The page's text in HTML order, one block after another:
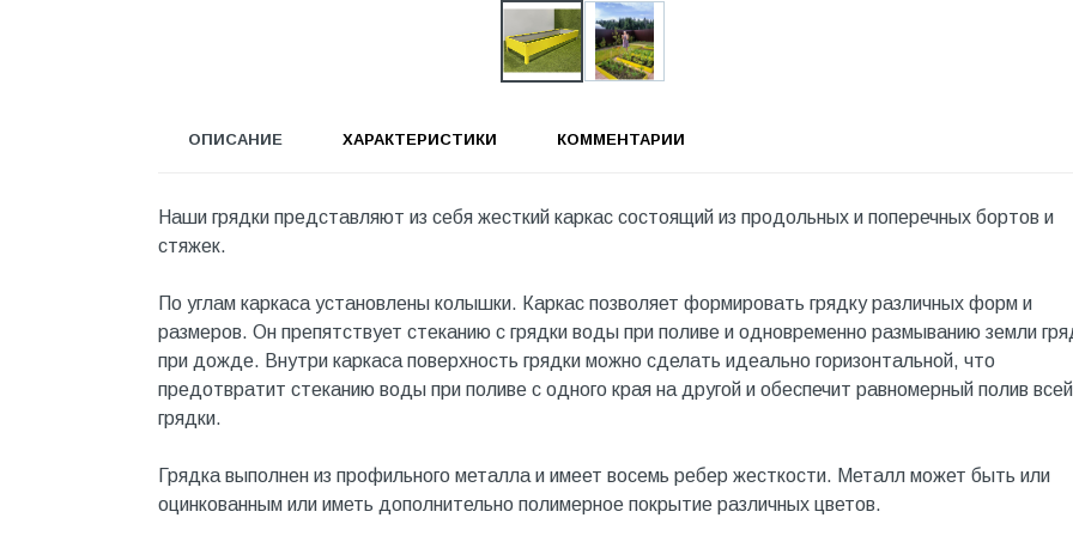
Канализация
Керамика и керамогранит
Клеи, герметики, пены
Клей монтажный
Коллекторы и шкафы
Косметика и уход
ОПИСАНИЕ ХАРАКТЕРИСТИКИ КОММЕНТАРИИ
Наши грядки представляют из себя жесткий каркас состоящий из продольных и поперечных бортов и
стяжек.
По углам каркаса установлены колышки. Каркас позволяет формировать грядку различных форм и
размеров. Он препятствует стеканию с грядки воды при поливе и одновременно размыванию земли
при дожде. Внутри каркаса поверхность грядки можно сделать идеально горизонтальной, что
предотвратит стеканию воды при поливе с одного края на другой и обеспечит равномерный полив всей
грядки.
Грядка выполнен из профильного металла и имеет восемь ребер жесткости. Металл может быть или
оцинкованным или иметь дополнительно полимерное покрытие различных цветов.